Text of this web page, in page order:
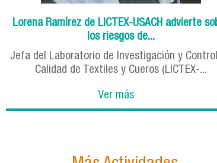
Lorena Ramírez de LICTEX-USACH advierte
los riesgos de...
Jefa del Laboratorio de Investigación y
Calidad de Textiles y Cueros (LICTEX-...
Ver más